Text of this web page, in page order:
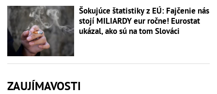
Šokujúce štatistiky z EÚ: Fajčenie nás
stojí MILIARDY eur ročne! Eurostat
ukázal, ako sú na tom Slováci
ZAUJÍMAVOSTI